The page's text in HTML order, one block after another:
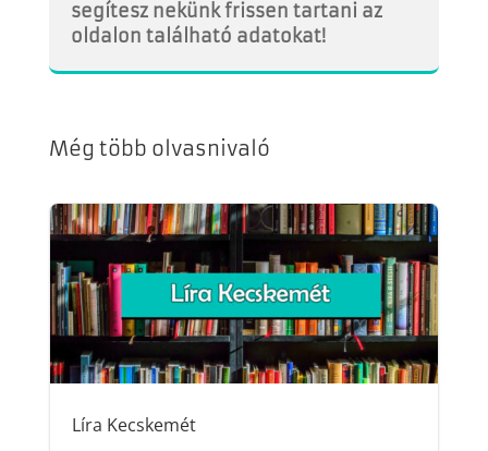
segítesz nekünk frissen tartani az
oldalon található adatokat!
Még több olvasnivaló
Líra Kecskemét